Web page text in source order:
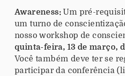
Awareness: Um pré-
um turno de
nosso workshop de
quinta-feira, 13 de março,
Você também deve ter se
participar da conferência